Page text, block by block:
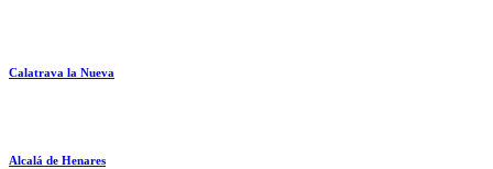
Calatrava la Nueva
Alcalá de Henares